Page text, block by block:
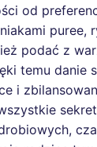
od
puree,
podać z
temu danie
i